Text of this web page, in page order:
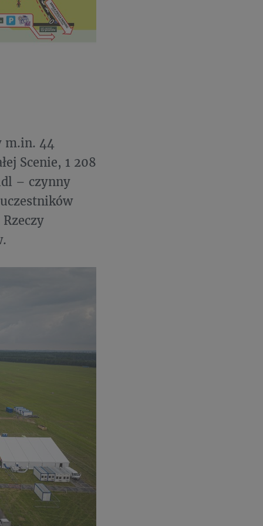
m.in. 44
Scenie, 1 208
– czynny